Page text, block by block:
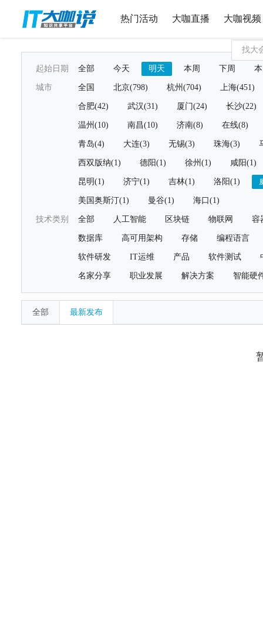
热门活动 大咖直播 大咖视频
起始日期 全部 今天 明天 本周 下周
城市 全国 北京(798) 杭州(704) 上海(451)
合肥(42) 武汉(31) 厦门(24) 长沙(22)
温州(10) 南昌(10) 济南(8) 在线(8)
青岛(4) 大连(3) 无锡(3) 珠海(3)
西双版纳(1) 德阳(1) 徐州(1) 咸阳(1)
昆明(1) 济宁(1) 吉林(1) 洛阳(1)
美国奥斯汀(1) 曼谷(1) 海口(1)
技术类别 全部 人工智能 区块链 物联网 容
数据库 高可用架构 存储 编程语言
软件研发 IT运维 产品 软件测试
名家分享 职业发展 解决方案 智能硬
全部 最新发布